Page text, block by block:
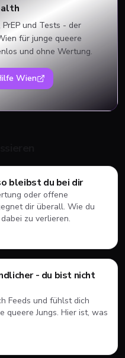
und Tests - der
für junge queere
und ohne Wertung.
Wien
bleibst du bei dir
oder offene
dir überall. Wie du
zu verlieren.
- du bist nicht
Feeds und fühlst dich
queere Jungs. Hier ist, was